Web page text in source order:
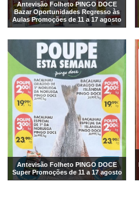
Antevisão Folheto PINGO DOCE
Bazar Oportunidades Regresso às
Aulas Promoções de 11 a 17 agosto
Antevisão Folheto PINGO DOCE
Super Promoções de 11 a 17 agosto